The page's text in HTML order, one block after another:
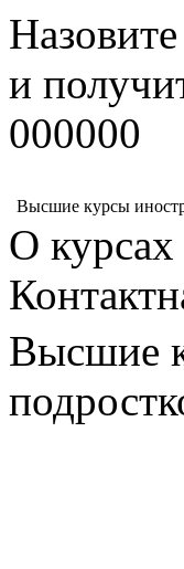
и
000000
Высшие курсы
О курсах
Высшие